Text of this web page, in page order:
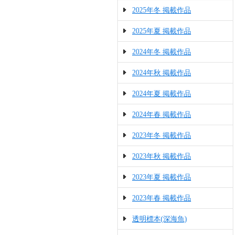
2025年冬 掲載作品
2025年夏 掲載作品
2024年冬 掲載作品
2024年秋 掲載作品
2024年夏 掲載作品
2024年春 掲載作品
2023年冬 掲載作品
2023年秋 掲載作品
2023年夏 掲載作品
2023年春 掲載作品
透明標本(深海魚)